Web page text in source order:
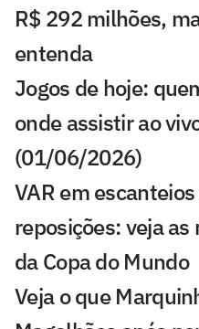
R$ 292 milhões,
entenda
Jogos de hoje:
onde assistir ao
(01/06/2026)
VAR em
reposições: veja
da Copa do Mundo
Veja o que